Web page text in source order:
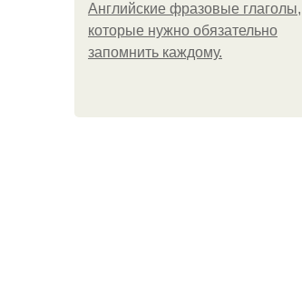
Английские фразовые глаголы,
которые нужно обязательно
запомнить каждому.